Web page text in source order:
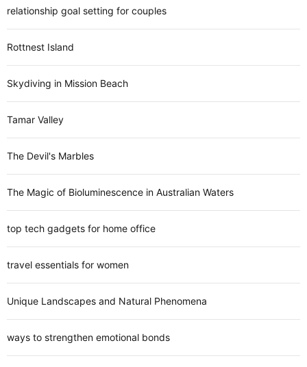
relationship goal setting for couples
Rottnest Island
Skydiving in Mission Beach
Tamar Valley
The Devil's Marbles
The Magic of Bioluminescence in Australian Waters
top tech gadgets for home office
travel essentials for women
Unique Landscapes and Natural Phenomena
ways to strengthen emotional bonds